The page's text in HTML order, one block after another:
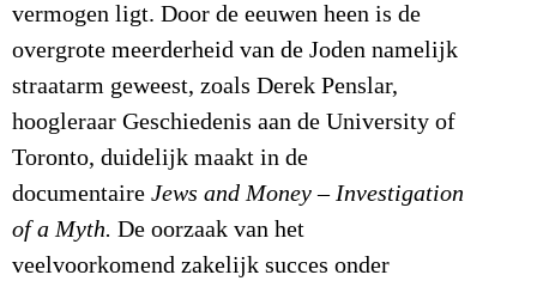
vermogen ligt. Door de eeuwen heen is de
overgrote meerderheid van de Joden namelijk
straatarm geweest, zoals Derek Penslar,
hoogleraar Geschiedenis aan de University of
Toronto, duidelijk maakt in de
documentaire Jews and Money – Investigation
of a Myth. De oorzaak van het
veelvoorkomend zakelijk succes onder